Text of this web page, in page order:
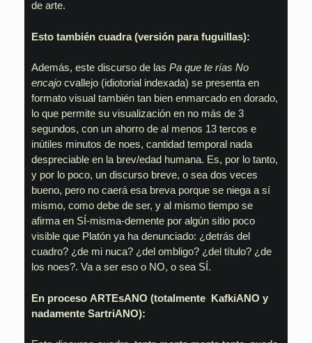
de arte.
Esto también cuadra (versión para fuguillas):
Además, este discurso de las Pa que te rías No
encajo cvallejo (idiotorial indexada) se presenta en
formato visual también tan bien enmarcado en dorado,
lo que permite su visualización en no más de 3
segundos, con un ahorro de al menos 13 tercos e
inútiles minutos de noes, cantidad temporal nada
despreciable en la brev/edad humana. Es, por lo tanto,
y por lo poco, un discurso breve, o sea dos veces
bueno, pero no caerá esa breva porque se niega a sí
mismo, como debe de ser, y al mismo tiempo se
afirma en SÍ-misma-demente por algún sitio poco
visible que Platón ya ha denunciado: ¿detrás del
cuadro? ¿de mi nuca? ¿del ombligo? ¿del título? ¿de
los noes?. Va a ser eso o NO, o sea SÍ.
En proceso ARTEsANO (totalmente KafkiANO y
nadamente SartriANO):